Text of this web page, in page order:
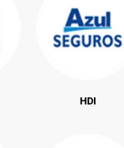
HDI